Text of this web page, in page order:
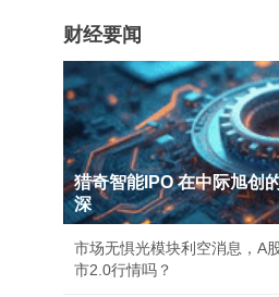
财经要闻
猎奇智能IPO 在中际旭创
深
市场无惧光模块利空消息，A
市2.0行情吗？